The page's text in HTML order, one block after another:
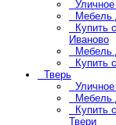
Мебель
Купить
Иваново
Мебель
Купить
Тверь
Мебель
Купить
Твери